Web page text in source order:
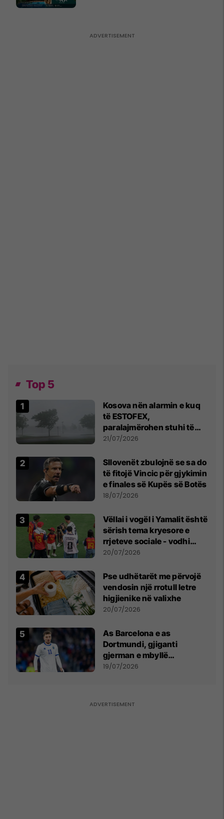
Top 5
Kosova nën alarmin e kuq
të ESTOFEX,
paralajmërohen stuhi të
fuqishme me breshër dhe
21/07/2026
Sllovenët zbulojnë se sa do
të fitojë Vincic për gjykimin
e finales së Kupës së Botës
18/07/2026
Vëllai i vogël i Yamalit është
sërish tema kryesore e
rrjeteve sociale - vodhi
vëmendjen pas finales së
20/07/2026
Pse udhëtarët me përvojë
vendosin një rrotull letre
higjienike në valixhe
20/07/2026
As Barcelona e as
Dortmundi, gjiganti
gjerman e mbyllë
marrëveshjen për Fisnik
19/07/2026